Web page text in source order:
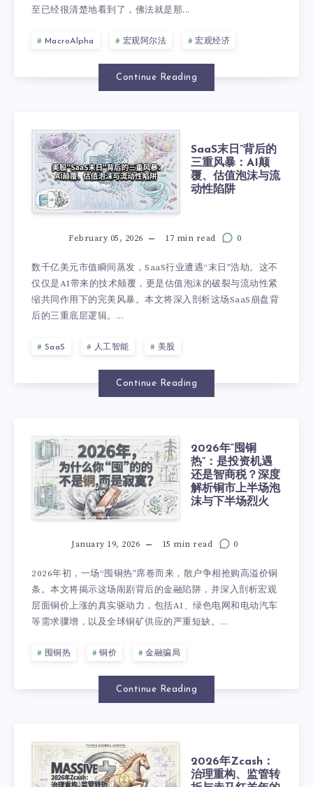
至已经很清楚地看到了，佛法就是那...
MacroAlpha 宏观阿尔法 宏观经济
Continue Reading
SaaS末日”背后的
三重风暴：AI颠
覆、估值泡沫与流
动性陷阱
February 05, 2026 17 min read 0
数千亿美元市值瞬间蒸发，SaaS行业遭遇“末日”浩劫。这不
仅仅是AI带来的技术颠覆，更是估值泡沫的破裂与流动性紧
缩共同作用下的完美风暴。本文将深入剖析这场SaaS崩盘背
后的三重底层逻辑。...
SaaS 人工智能 美股
Continue Reading
2026年“囤铜
热”：是投资机遇
还是智商税？深度
解析铜市上半场泡
沫与下半场烈火
January 19, 2026 15 min read 0
2026年初，一场“囤铜热”席卷而来，散户争相抢购高溢价铜
条。本文将揭示这场闹剧背后的金融陷阱，并深入剖析宏观
层面铜价上涨的真实驱动力，包括AI、绿色电网和电动汽车
等需求骤增，以及全球铜矿供应的严重短缺。...
囤铜热 铜价 金融骗局
Continue Reading
2026年Zcash：
治理重构、监管转